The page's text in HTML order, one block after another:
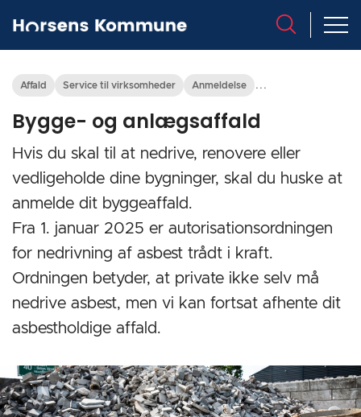
Affald Service til virksomheder Anmeldelse ...
Bygge- og anlægsaffald
Hvis du skal til at nedrive, renovere eller
vedligeholde dine bygninger, skal du huske at
anmelde dit byggeaffald.
Fra 1. januar 2025 er autorisationsordningen
for nedrivning af asbest trådt i kraft.
Ordningen betyder, at private ikke selv må
nedrive asbest, men vi kan fortsat afhente dit
asbestholdige affald.